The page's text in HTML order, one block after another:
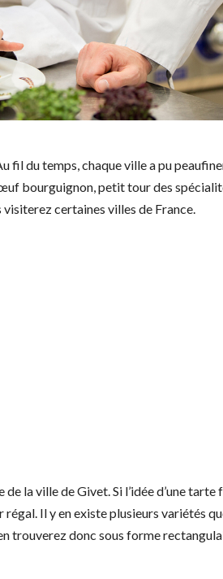
fil du temps, chaque ville a pu
bourguignon, petit tour des
certaines villes de France.
la ville de Givet. Si l’idée d’une
Il y en existe plusieurs variétés
trouverez donc sous forme